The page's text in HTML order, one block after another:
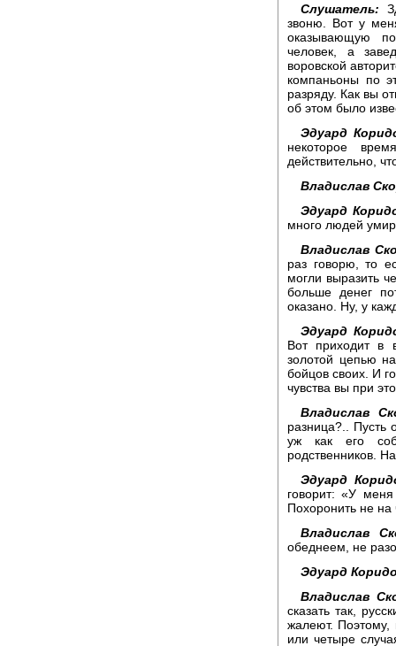
Слушатель:
звоню. Вот у
оказывающую
человек, а
воровской
компаньоны по
разряду. Как вы
об этом было
Эдуард
некоторое
действительно,
Владислав
Эдуард
много людей
Владислав
раз говорю, то
могли выразить
больше денег
оказано. Ну, у
Эдуард
Вот приходит в
золотой цепью
бойцов своих. И
чувства вы при
Владислав
разница?.. Пусть
уж как его
родственников.
Эдуард
говорит: «У
Похоронить не на
Владислав
обеднеем, не
Эдуард
Владислав
сказать так,
жалеют.
или четыре